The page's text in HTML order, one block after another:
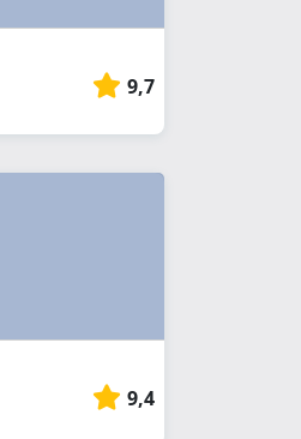
9,7
9,4